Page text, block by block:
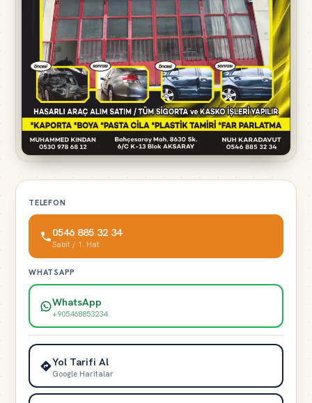
TELEFON
0546 885 32 34
Sabit / 1. Hat
WHATSAPP
WhatsApp
+905468853234
Yol Tarifi Al
Google Haritalar